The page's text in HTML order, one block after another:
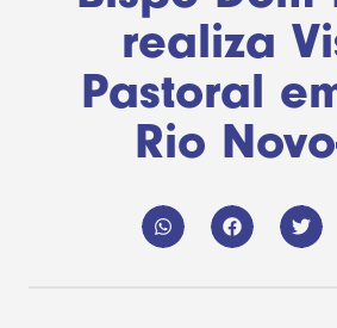
realiza
Pastoral
Rio